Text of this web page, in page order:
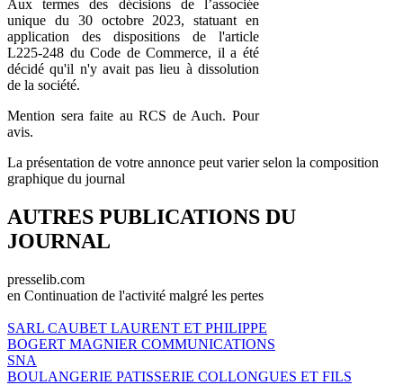
Aux termes des décisions de l’associée
unique du 30 octobre 2023, statuant en
application des dispositions de l'article
L225-248 du Code de Commerce, il a été
décidé qu'il n'y avait pas lieu à dissolution
de la société.
Mention sera faite au RCS de Auch. Pour
avis.
La présentation de votre annonce peut varier selon la composition
graphique du journal
AUTRES PUBLICATIONS DU
JOURNAL
presselib.com
en Continuation de l'activité malgré les pertes
SARL CAUBET LAURENT ET PHILIPPE
BOGERT MAGNIER COMMUNICATIONS
SNA
BOULANGERIE PATISSERIE COLLONGUES ET FILS